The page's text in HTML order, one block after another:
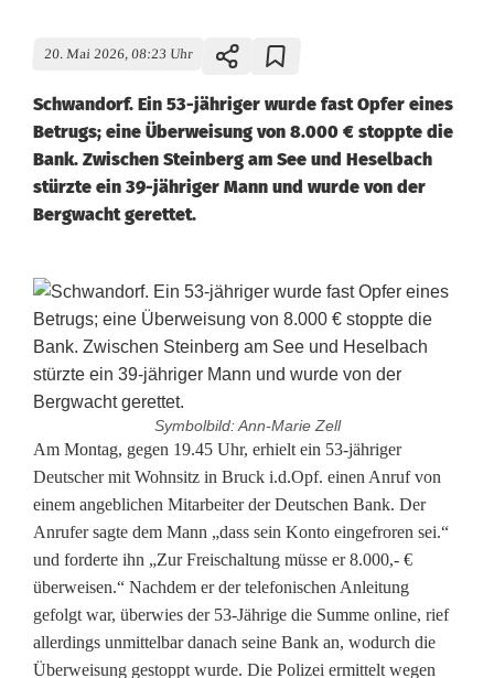
20. Mai 2026, 08:23 Uhr
Schwandorf. Ein 53-jähriger wurde fast Opfer eines
Betrugs; eine Überweisung von 8.000 € stoppte die
Bank. Zwischen Steinberg am See und Heselbach
stürzte ein 39-jähriger Mann und wurde von der
Bergwacht gerettet.
Symbolbild: Ann-Marie Zell
B
e
t
r
u
g
Am Montag, gegen 19.45 Uhr, erhielt ein 53-jähriger
Deutscher mit Wohnsitz in Bruck i.d.Opf. einen Anruf von
einem angeblichen Mitarbeiter der Deutschen Bank. Der
Anrufer sagte dem Mann „dass sein Konto eingefroren sei.“
und forderte ihn „Zur Freischaltung müsse er 8.000,- €
überweisen.“ Nachdem er der telefonischen Anleitung
gefolgt war, überwies der 53-Jährige die Summe online, rief
allerdings unmittelbar danach seine Bank an, wodurch die
Überweisung gestoppt wurde. Die Polizei ermittelt wegen